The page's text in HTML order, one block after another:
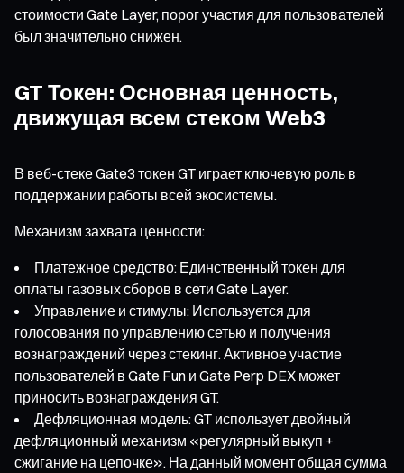
стоимости Gate Layer, порог участия для пользователей
был значительно снижен.
GT Токен: Основная ценность,
движущая всем стеком Web3
В веб-стеке Gate3 токен GT играет ключевую роль в
поддержании работы всей экосистемы.
Механизм захвата ценности:
Платежное средство: Единственный токен для
оплаты газовых сборов в сети Gate Layer.
Управление и стимулы: Используется для
голосования по управлению сетью и получения
вознаграждений через стекинг. Активное участие
пользователей в Gate Fun и Gate Perp DEX может
приносить вознаграждения GT.
Дефляционная модель: GT использует двойный
дефляционный механизм «регулярный выкуп +
сжигание на цепочке». На данный момент общая сумма